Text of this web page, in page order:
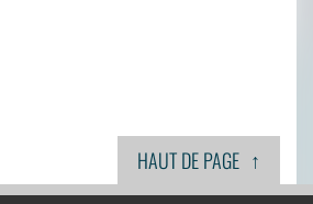
HAUT DE PAGE ↑